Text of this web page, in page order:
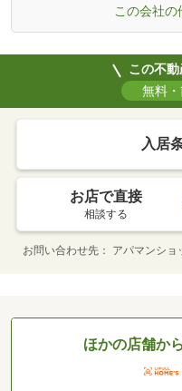
この会社の
この不
無料
入居
お店で直接
相談する
お問い合わせ先 アパマンシ
ほかの店舗か